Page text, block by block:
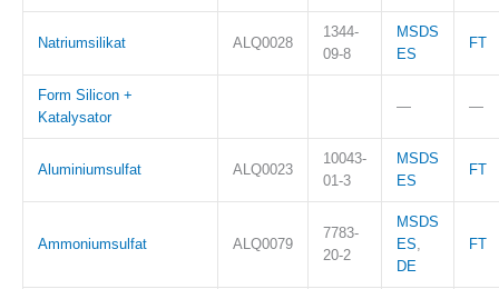
Natriumsilikat ALQ0028
1344-
09-8
MSDS
ES
FT
Form Silicon +
Katalysator
— —
Aluminiumsulfat ALQ0023
10043-
01-3
MSDS
ES
FT
Ammoniumsulfat ALQ0079
7783-
20-2
MSDS
ES,
DE
FT